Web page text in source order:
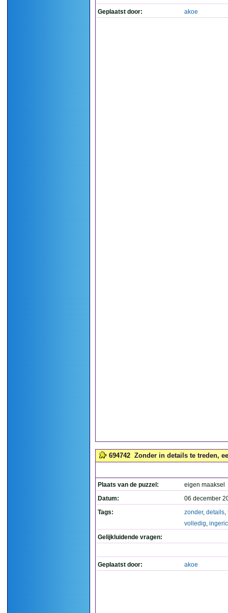
Geplaatst door: akoe
694742 Zonder in details te treden,
Plaats van de puzzel:
eigen maaksel
Datum:
06 december
Tags:
zonder, details,
volledig,
Gelijkluidende vragen:
Geplaatst door: akoe